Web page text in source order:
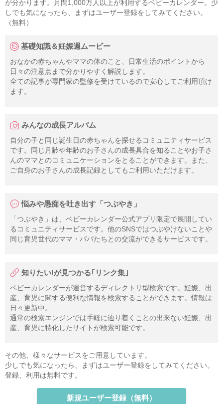
が分かります。月間1,000万人以上が利用するベビーカレンダー。少
しでも気になったら、まずはユーザー登録をしてみてください。
（無料）
基礎知識＆妊娠週ムービー
おなかの赤ちゃんやママの体のこと、日常生活のポイントから
日々の注意点まで分かりやすく解説します。
全ての記事が専門家の監修を受けているので安心してご利用頂け
ます。
みんなの成長アルバム
自分の子と同じ誕生日の赤ちゃんを探せるコミュニティサービス
です。同じ月齢や年齢のお子さんの成長具合を知ることやお子さ
んのママとのコミュニケーションをとることができます。また、
ご自身のお子さんの成長記録としてもご利用いただけます。
悩みや愚痴を吐き出す「つぶやき」
「つぶやき」は、ベビーカレンダー公式アプリ限定で展開してい
るコミュニティサービスです。他のSNSではつぶやけないことや
同じ育児世代のママ・パパたちとの交流ができるサービスです。
知りたい!が見つかる｢リンク集｣
ベビーカレンダーが運営するディレクトリ型検索です。妊娠、出
産、育児に関する便利な情報を検索することができます。情報は
日々更新中。
通常の検索エンジンでは手軽に辿り着くことの出来ない妊娠、出
産、育児に特化したサイトが検索可能です。
その他、様々なサービスをご用意しています。
少しでも気になったら、まずはユーザー登録をしてみてください。
登録、利用は無料です。
新規ユーザー登録（無料）